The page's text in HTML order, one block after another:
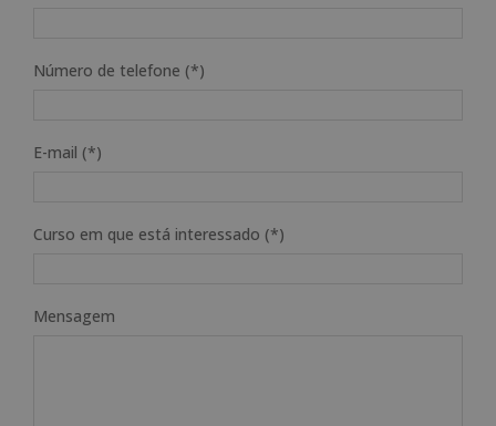
Número de telefone (*)
E-mail (*)
Curso em que está interessado (*)
Mensagem